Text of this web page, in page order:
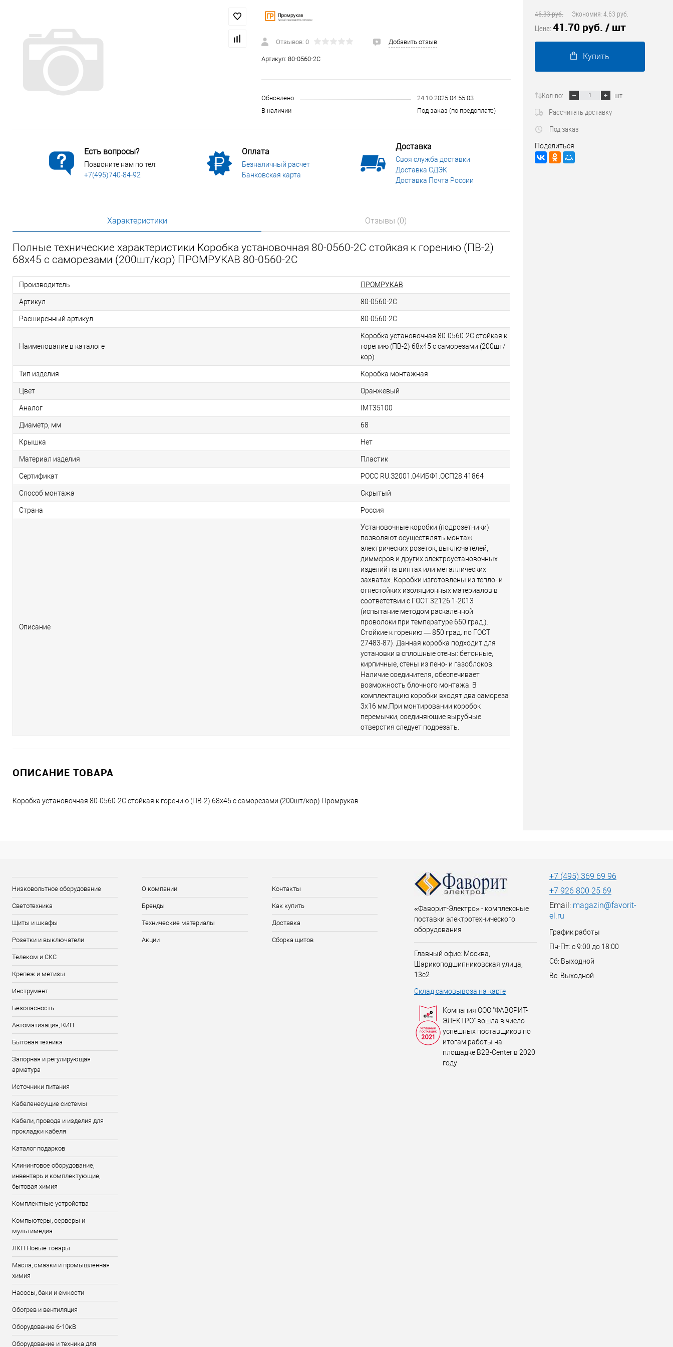
Электромонтажные изделия
Отзывов: 0 Добавить отзыв
Артикул: 80-0560-2С
Обновлено
24.10.2025 04:55:03
В наличии
Под заказ (по предоплате)
Есть вопросы?
Позвоните нам по тел:
+7(495)740-84-92
Оплата
Безналичный расчет
Банковская карта
Доставка
Своя служба доставки
Доставка СДЭК
Доставка Почта России
Характеристики Отзывы (0)
Полные технические характеристики Коробка установочная 80-0560-2С стойкая к горению (ПВ-2)
68х45 с саморезами (200шт/кор) ПРОМРУКАВ 80-0560-2С
Производитель ПРОМРУКАВ
Артикул 80-0560-2С
Расширенный артикул 80-0560-2С
Наименование в каталоге
Коробка установочная 80-0560-2С стойкая к
горению (ПВ-2) 68х45 с саморезами (200шт/
кор)
Тип изделия Коробка монтажная
Цвет Оранжевый
Аналог IMT35100
Диаметр, мм 68
Крышка Нет
Материал изделия Пластик
Сертификат РОСС RU.З2001.04ИБФ1.ОСП28.41864
Способ монтажа Скрытый
Страна Россия
Описание
Установочные коробки (подрозетники)
позволяют осуществлять монтаж
электрических розеток, выключателей,
диммеров и других электроустановочных
изделий на винтах или металлических
захватах. Коробки изготовлены из тепло- и
огнестойких изоляционных материалов в
соответствии c ГОСТ 32126.1-2013
(испытание методом раскаленной
проволоки при температуре 650 град.).
Стойкие к горению — 850 град. по ГОСТ
27483-87). Данная коробка подходит для
установки в сплошные стены: бетонные,
кирпичные, стены из пено- и газоблоков.
Наличие соединителя, обеспечивает
возможность блочного монтажа. В
комплектацию коробки входят два самореза
3х16 мм.При монтировании коробок
перемычки, соединяющие вырубные
отверстия следует подрезать.
ОПИСАНИЕ ТОВАРА
Коробка установочная 80-0560-2С стойкая к горению (ПВ-2) 68х45 с саморезами (200шт/кор) Промрукав
46.33 руб. Экономия: 4.63 руб.
Цена: 41.70 руб. / шт
Купить
Кол-во:
шт
Рассчитать доставку
Под заказ
Поделиться
Низковольтное оборудование
Светотехника
Щиты и шкафы
Розетки и выключатели
Телеком и СКС
Крепеж и метизы
Инструмент
Безопасность
Автоматизация, КИП
Бытовая техника
Запорная и регулирующая
арматура
Источники питания
Кабеленесущие системы
Кабели, провода и изделия для
прокладки кабеля
Каталог подарков
Клининговое оборудование,
инвентарь и комплектующие,
бытовая химия
Комплектные устройства
Компьютеры, серверы и
мультимедиа
ЛКП Новые товары
Масла, смазки и промышленная
химия
Насосы, баки и емкости
Обогрев и вентиляция
Оборудование 6-10кВ
Оборудование и техника для
О компании
Бренды
Технические материалы
Акции
Контакты
Как купить
Доставка
Сборка щитов
«Фаворит-Электро» - комплексные
поставки электротехнического
оборудования
Главный офис: Москва,
Шарикоподшипниковская улица,
13с2
Склад самовывоза на карте
Компания ООО "ФАВОРИТ-
ЭЛЕКТРО" вошла в число
успешных поставщиков по
итогам работы на
площадке B2B-Center в 2020
году
+7 (495) 369 69 96
+7 926 800 25 69
Email: magazin@favorit-
el.ru
График работы
Пн-Пт: с 9:00 до 18:00
Сб: Выходной
Вс: Выходной